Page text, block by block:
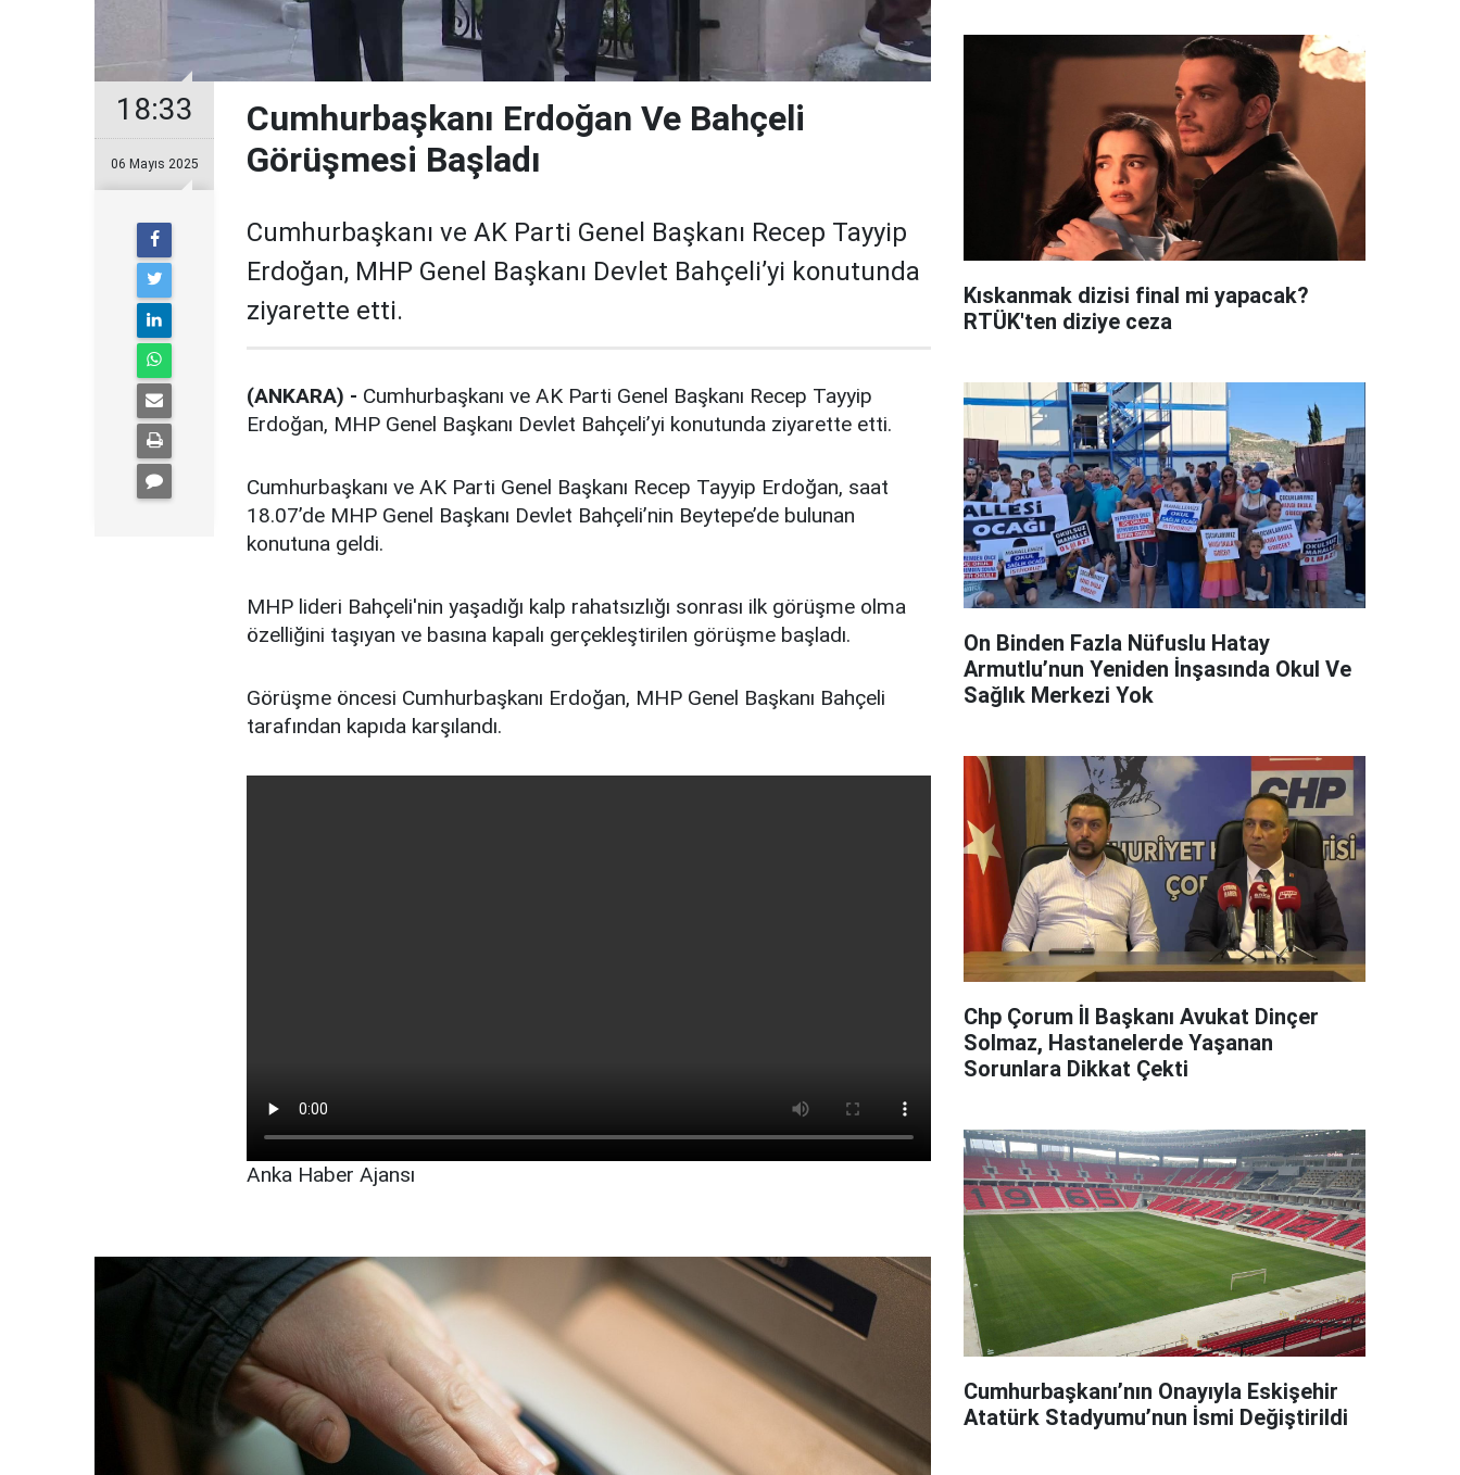
18:33
06 Mayıs 2025
Cumhurbaşkanı Erdoğan Ve Bahçeli
Görüşmesi Başladı
Cumhurbaşkanı ve AK Parti Genel Başkanı Recep Tayyip
Erdoğan, MHP Genel Başkanı Devlet Bahçeli’yi konutunda
ziyarette etti.
(ANKARA) - Cumhurbaşkanı ve AK Parti Genel Başkanı Recep Tayyip
Erdoğan, MHP Genel Başkanı Devlet Bahçeli’yi konutunda ziyarette etti.
Cumhurbaşkanı ve AK Parti Genel Başkanı Recep Tayyip Erdoğan, saat
18.07’de MHP Genel Başkanı Devlet Bahçeli’nin Beytepe’de bulunan
konutuna geldi.
MHP lideri Bahçeli'nin yaşadığı kalp rahatsızlığı sonrası ilk görüşme olma
özelliğini taşıyan ve basına kapalı gerçekleştirilen görüşme başladı.
Görüşme öncesi Cumhurbaşkanı Erdoğan, MHP Genel Başkanı Bahçeli
tarafından kapıda karşılandı.
Anka Haber Ajansı
Kıskanmak dizisi final mi yapacak?
RTÜK'ten diziye ceza
On Binden Fazla Nüfuslu Hatay
Armutlu’nun Yeniden İnşasında Okul Ve
Sağlık Merkezi Yok
Chp Çorum İl Başkanı Avukat Dinçer
Solmaz, Hastanelerde Yaşanan
Sorunlara Dikkat Çekti
Cumhurbaşkanı’nın Onayıyla Eskişehir
Atatürk Stadyumu’nun İsmi Değiştirildi